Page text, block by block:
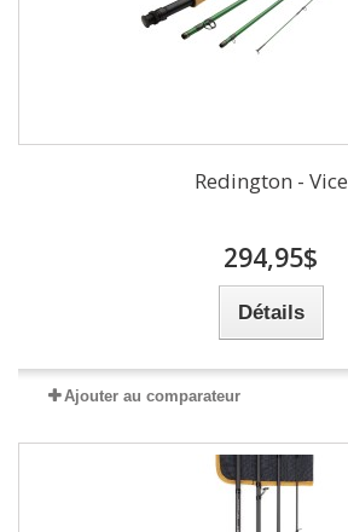
Redington - Vice
294,95$
Détails
Ajouter au comparateur